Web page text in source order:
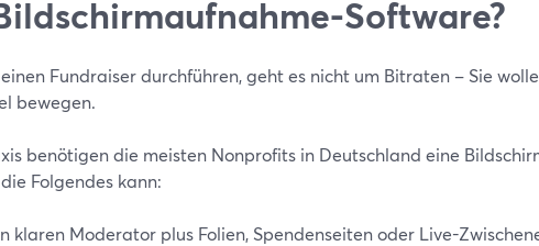
Software?
Fundraiser durchführen, geht es nicht um Bitraten – Sie
bewegen.
benötigen die meisten Nonprofits in Deutschland eine
Folgendes kann:
klaren Moderator plus Folien, Spendenseiten oder Live-